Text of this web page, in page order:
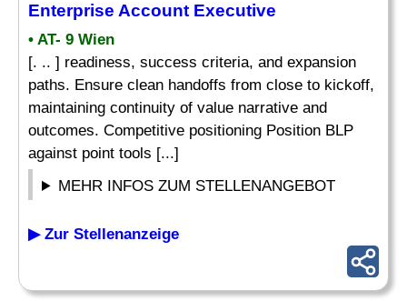
Enterprise Account Executive
• AT- 9 Wien
[. .. ] readiness, success criteria, and expansion
paths. Ensure clean handoffs from close to kickoff,
maintaining continuity of value narrative and
outcomes. Competitive positioning Position BLP
against point tools [...]
MEHR INFOS ZUM STELLENANGEBOT
▶ Zur Stellenanzeige